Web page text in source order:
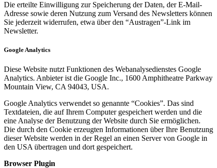
Die erteilte Einwilligung zur Speicherung der Daten, der E-Mail-
Adresse sowie deren Nutzung zum Versand des Newsletters können
Sie jederzeit widerrufen, etwa über den “Austragen”-Link im
Newsletter.
Google Analytics
Diese Website nutzt Funktionen des Webanalysedienstes Google
Analytics. Anbieter ist die Google Inc., 1600 Amphitheatre Parkway
Mountain View, CA 94043, USA.
Google Analytics verwendet so genannte “Cookies”. Das sind
Textdateien, die auf Ihrem Computer gespeichert werden und die
eine Analyse der Benutzung der Website durch Sie ermöglichen.
Die durch den Cookie erzeugten Informationen über Ihre Benutzung
dieser Website werden in der Regel an einen Server von Google in
den USA übertragen und dort gespeichert.
Browser Plugin